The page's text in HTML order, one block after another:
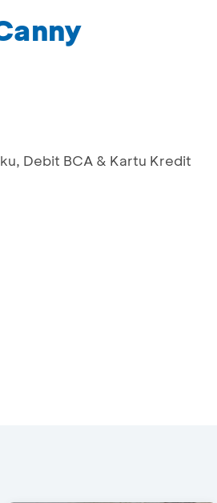
Debit BCA & Kartu Kredit